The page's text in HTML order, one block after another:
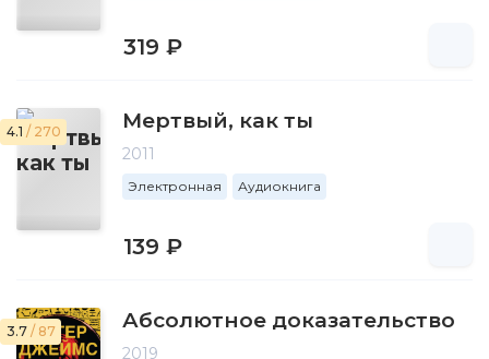
319 ₽
4.1 / 270 Мертвый, как ты
2011
Электронная Аудиокнига
139 ₽
3.7 / 87 Абсолютное доказательство
2019